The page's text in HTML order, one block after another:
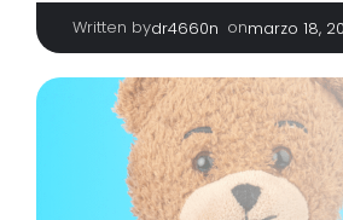
Written bydr4660n onmarzo 18,